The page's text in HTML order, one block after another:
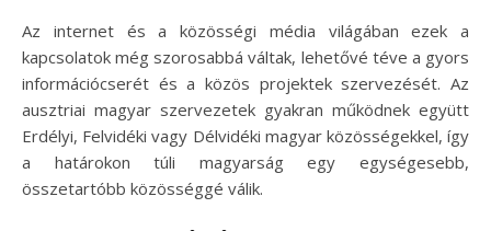
Az internet és a közösségi média világában ezek a
kapcsolatok még szorosabbá váltak, lehetővé téve a gyors
információcserét és a közös projektek szervezését. Az
ausztriai magyar szervezetek gyakran működnek együtt
Erdélyi, Felvidéki vagy Délvidéki magyar közösségekkel, így
a határokon túli magyarság egy egységesebb,
összetartóbb közösséggé válik.